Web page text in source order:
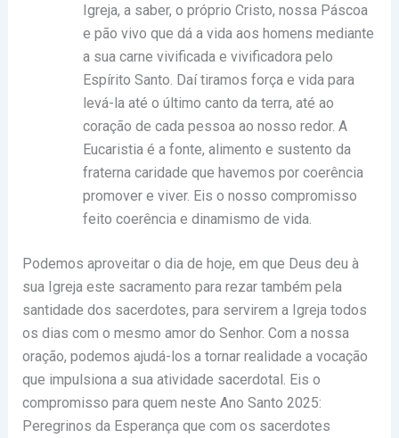
Igreja, a saber, o próprio Cristo, nossa Páscoa
e pão vivo que dá a vida aos homens mediante
a sua carne vivificada e vivificadora pelo
Espírito Santo. Daí tiramos força e vida para
levá-la até o último canto da terra, até ao
coração de cada pessoa ao nosso redor. A
Eucaristia é a fonte, alimento e sustento da
fraterna caridade que havemos por coerência
promover e viver. Eis o nosso compromisso
feito coerência e dinamismo de vida.
Podemos aproveitar o dia de hoje, em que Deus deu à
sua Igreja este sacramento para rezar também pela
santidade dos sacerdotes, para servirem a Igreja todos
os dias com o mesmo amor do Senhor. Com a nossa
oração, podemos ajudá-los a tornar realidade a vocação
que impulsiona a sua atividade sacerdotal. Eis o
compromisso para quem neste Ano Santo 2025:
Peregrinos da Esperança que com os sacerdotes